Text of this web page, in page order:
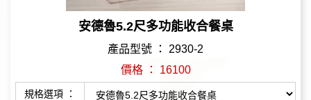
安德魯5.2尺多功能收合餐桌
產品型號 ： 2930-2
價格 ： 16100
規格選項 ：